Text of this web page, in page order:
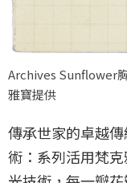
Archives Sunflower
雅寶提供
傳承世家的卓越
術：系列活用梵